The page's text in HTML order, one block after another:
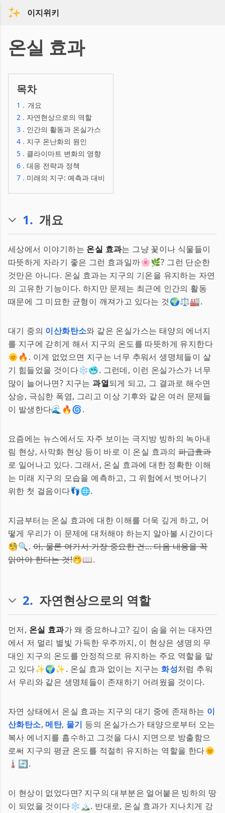
이지위키
온실 효과
목차
1 . 개요
2 . 자연현상으로의 역할
3 . 인간의 활동과 온실가스
4 . 지구 온난화의 원인
5 . 클라이마트 변화의 영향
6 . 대응 전략과 정책
7 . 미래의 지구: 예측과 대비
1. 개요
세상에서 이야기하는 온실 효과는 그냥 꽃이나 식물들이
따뜻하게 자라기 좋은 그런 효과일까🌸🌿? 그런 단순한
것만은 아니다. 온실 효과는 지구의 기온을 유지하는 자연
의 고유한 기능이다. 하지만 문제는 최근에 인간의 활동
때문에 그 미묘한 균형이 깨져가고 있다는 것🌍⚖️🏭.
대기 중의 이산화탄소와 같은 온실가스는 태양의 에너지
를 지구에 갇히게 해서 지구의 온도를 따뜻하게 유지한다
🌞🔥. 이게 없었으면 지구는 너무 추워서 생명체들이 살
기 힘들었을 것이다❄️🥶. 그런데, 이런 온실가스가 너무
많이 늘어나면? 지구는과열되게 되고, 그 결과로 해수면
상승, 극심한 폭염, 그리고 이상 기후와 같은 여러 문제들
이 발생한다🌊🔥🌀.
요즘에는 뉴스에서도 자주 보이는 극지방 빙하의 녹아내
림 현상, 사막화 현상 등이 바로 이 온실 효과의파급효과
로 일어나고 있다. 그래서, 온실 효과에 대한 정확한 이해
는 미래 지구의 모습을 예측하고, 그 위험에서 벗어나기
위한 첫 걸음이다👣🌐.
지금부터는 온실 효과에 대한 이해를 더욱 깊게 하고, 어
떻게 우리가 이 문제에 대처해야 하는지 알아볼 시간이다
🧐🔍.아, 물론 여기서 가장 중요한 건... 다음 내용을 꼭
읽어야 한다는 것!🤭📖.
2. 자연현상으로의 역할
먼저, 온실 효과가 왜 중요하냐고? 깊이 숨을 쉬는 대자연
에서 저 멀리 별빛 가득한 우주까지, 이 현상은 생명의 무
대인 지구의 온도를 안정적으로 유지하는 주요 역할을 맡
고 있다✨🌍✨. 온실 효과 없이는 지구는화성처럼 추워
서 우리와 같은 생명체들이 존재하기 어려웠을 것이다.
자연 상태에서 온실 효과는 지구의 대기 중에 존재하는 이
산화탄소, 메탄, 물기 등의 온실가스가 태양으로부터 오는
복사 에너지를 흡수하고 그것을 다시 지면으로 방출함으
로써 지구의 평균 온도를 적절히 유지하는 역할을 한다🌞
🌡️🔄.
이 현상이 없었다면? 지구의 대부분은 얼어붙은 빙하의 땅
이 되었을 것이다❄️🏔️. 반대로, 온실 효과가 지나치게 강